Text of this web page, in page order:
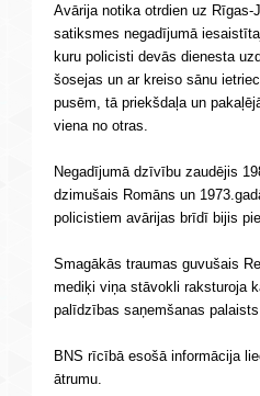
Avārija notika otrdien uz
satiksmes negadījumā
kuru policisti devās dienesta
šosejas un ar kreiso sānu
pusēm, tā priekšdaļa un
viena no otras.
Negadījumā dzīvību zaudējis
dzimušais Romāns un
policistiem avārijas brīdī bijis
Smagākās traumas guvušais
mediķi viņa stāvokli raksturoja
palīdzības saņemšanas palaists
BNS rīcībā esošā informācija
ātrumu.